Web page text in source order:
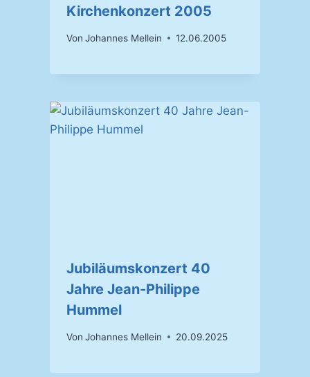
Kirchenkonzert 2005
Von Johannes Mellein 12.06.2005
Jubiläumskonzert 40
Jahre Jean-Philippe
Hummel
Von Johannes Mellein 20.09.2025